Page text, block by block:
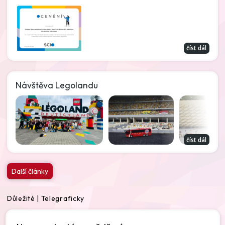
číst dál
Návštěva Legolandu
číst dál
Další články
Důležité | Telegraficky